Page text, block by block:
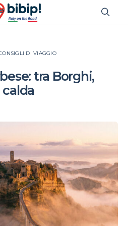
DI VIAGGIO
tra Borghi,